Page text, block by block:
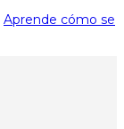
Aprende cómo se